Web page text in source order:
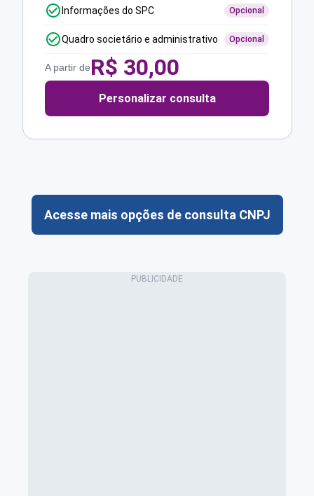
Informações do SPC Opcional
Quadro societário e administrativo Opcional
A partir deR$ 30,00
Personalizar consulta
Acesse mais opções de consulta CNPJ